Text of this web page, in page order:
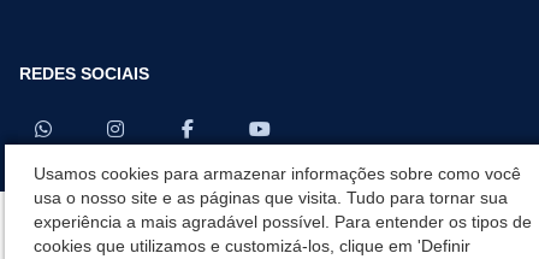
REDES SOCIAIS
Usamos cookies para armazenar informações sobre como você
usa o nosso site e as páginas que visita. Tudo para tornar sua
experiência a mais agradável possível. Para entender os tipos de
cookies que utilizamos e customizá-los, clique em 'Definir